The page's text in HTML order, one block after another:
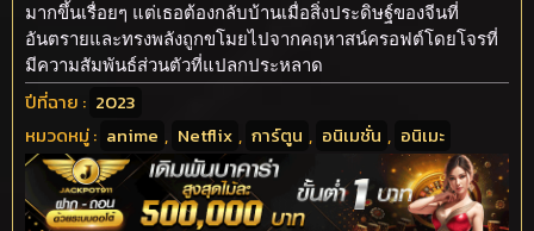
มากขึ้นเรื่อยๆ แต่เธอต้องกลับบ้านเมื่อสิ่งประดิษฐ์ของจีนที่
อันตรายและทรงพลังถูกขโมยไปจากคฤหาสน์ครอฟต์โดยโจรที่
มีความสัมพันธ์ส่วนตัวที่แปลกประหลาด
ปีที่ฉาย : 2023
หมวดหมู่ : anime , Netflix , การ์ตูน , อนิเมชั่น , อนิเมะ